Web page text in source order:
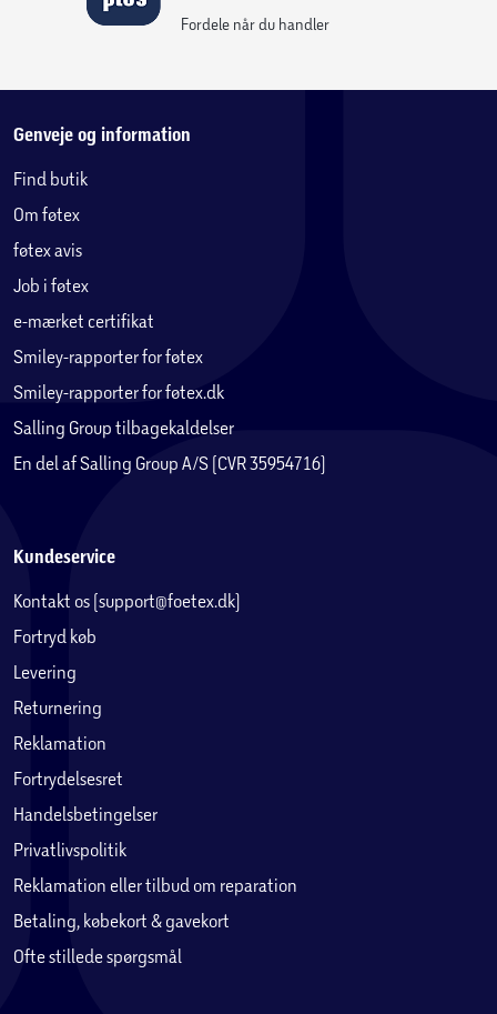
Fordele når du handler
Genveje og information
Find butik
Om føtex
føtex avis
Job i føtex
e-mærket certifikat
Smiley-rapporter for føtex
Smiley-rapporter for føtex.dk
Salling Group tilbagekaldelser
En del af Salling Group A/S (CVR 35954716)
Kundeservice
Kontakt os (support@foetex.dk)
Fortryd køb
Levering
Returnering
Reklamation
Fortrydelsesret
Handelsbetingelser
Privatlivspolitik
Reklamation eller tilbud om reparation
Betaling, købekort & gavekort
Ofte stillede spørgsmål